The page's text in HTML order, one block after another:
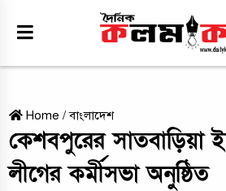
Home /বাংলাদেশ
কেশবপুরের সাতবাড়িয়া
লীগের কর্মীসভা অনুষ্ঠিত